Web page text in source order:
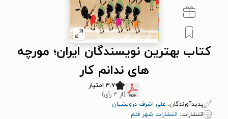
کتاب بهترین نویسندگان ایران؛ مورچه
های ندانم کار
۳.۷ امتیاز
(از ۳ رأی)
پدیدآورندگان: علی اشرف درویشیان
انتشارات: انتشارات شهر قلم